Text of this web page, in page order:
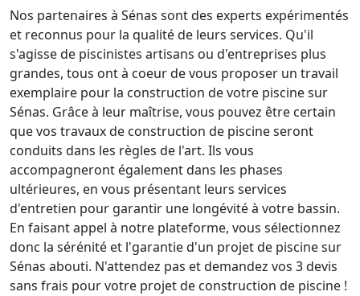
Nos partenaires à Sénas sont des experts expérimentés
et reconnus pour la qualité de leurs services. Qu'il
s'agisse de piscinistes artisans ou d'entreprises plus
grandes, tous ont à coeur de vous proposer un travail
exemplaire pour la construction de votre piscine sur
Sénas. Grâce à leur maîtrise, vous pouvez être certain
que vos travaux de construction de piscine seront
conduits dans les règles de l'art. Ils vous
accompagneront également dans les phases
ultérieures, en vous présentant leurs services
d'entretien pour garantir une longévité à votre bassin.
En faisant appel à notre plateforme, vous sélectionnez
donc la sérénité et l'garantie d'un projet de piscine sur
Sénas abouti. N'attendez pas et demandez vos 3 devis
sans frais pour votre projet de construction de piscine !